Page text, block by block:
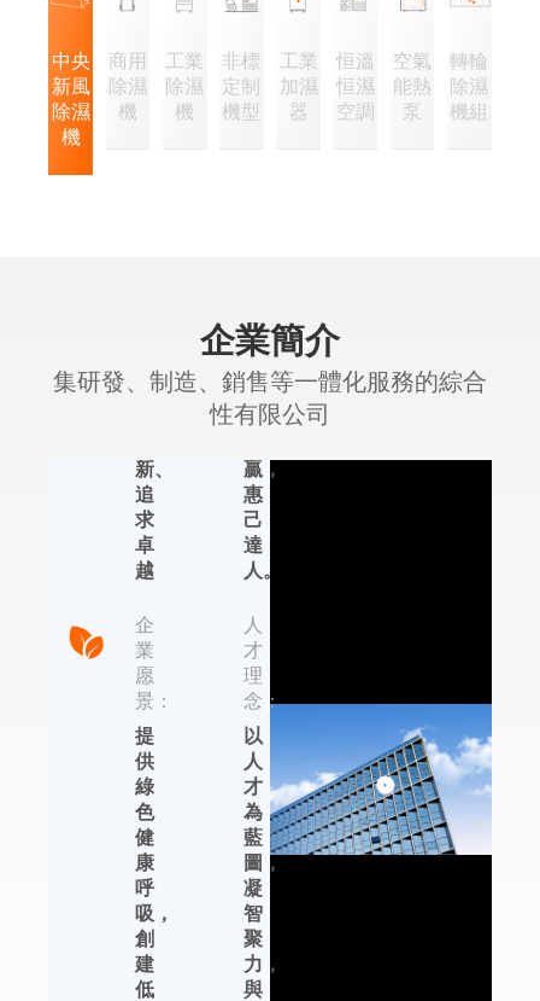
中央
新風
除濕
機
商用
除濕
機
工業
除濕
機
非標
定制
機型
工業
加濕
器
恒溫
恒濕
空調
空氣
能熱
泵
轉輪
除濕
機組
企業簡介
集研發、制造、銷售等一體化服務的綜合
性有限公司
艾普生環境科
等一體化服務的綜合
性有限公司，位于國
內著名的輕工業制造
基地——杭州，依托
于近年來杭州的國家
信息化試點城市、電
子商務試點城市、集
成電路設計產業化基
地的發展優勢，在除
濕機、加濕器、恒溫
恒濕機及轉輪除濕機
等產品的性能提升、
產品完善、生產管理
等方面，都有領先行
業的發展優勢。
認
新、
追
求
卓
越
理
念：
合
作
贏，
惠
己
達
人。
企
業
愿
景：
提
供
綠
色
健
康
呼
吸，
創
建
低
人
才
理
念：
以
人
才
為
藍
圖，
凝
智
聚
力，
與